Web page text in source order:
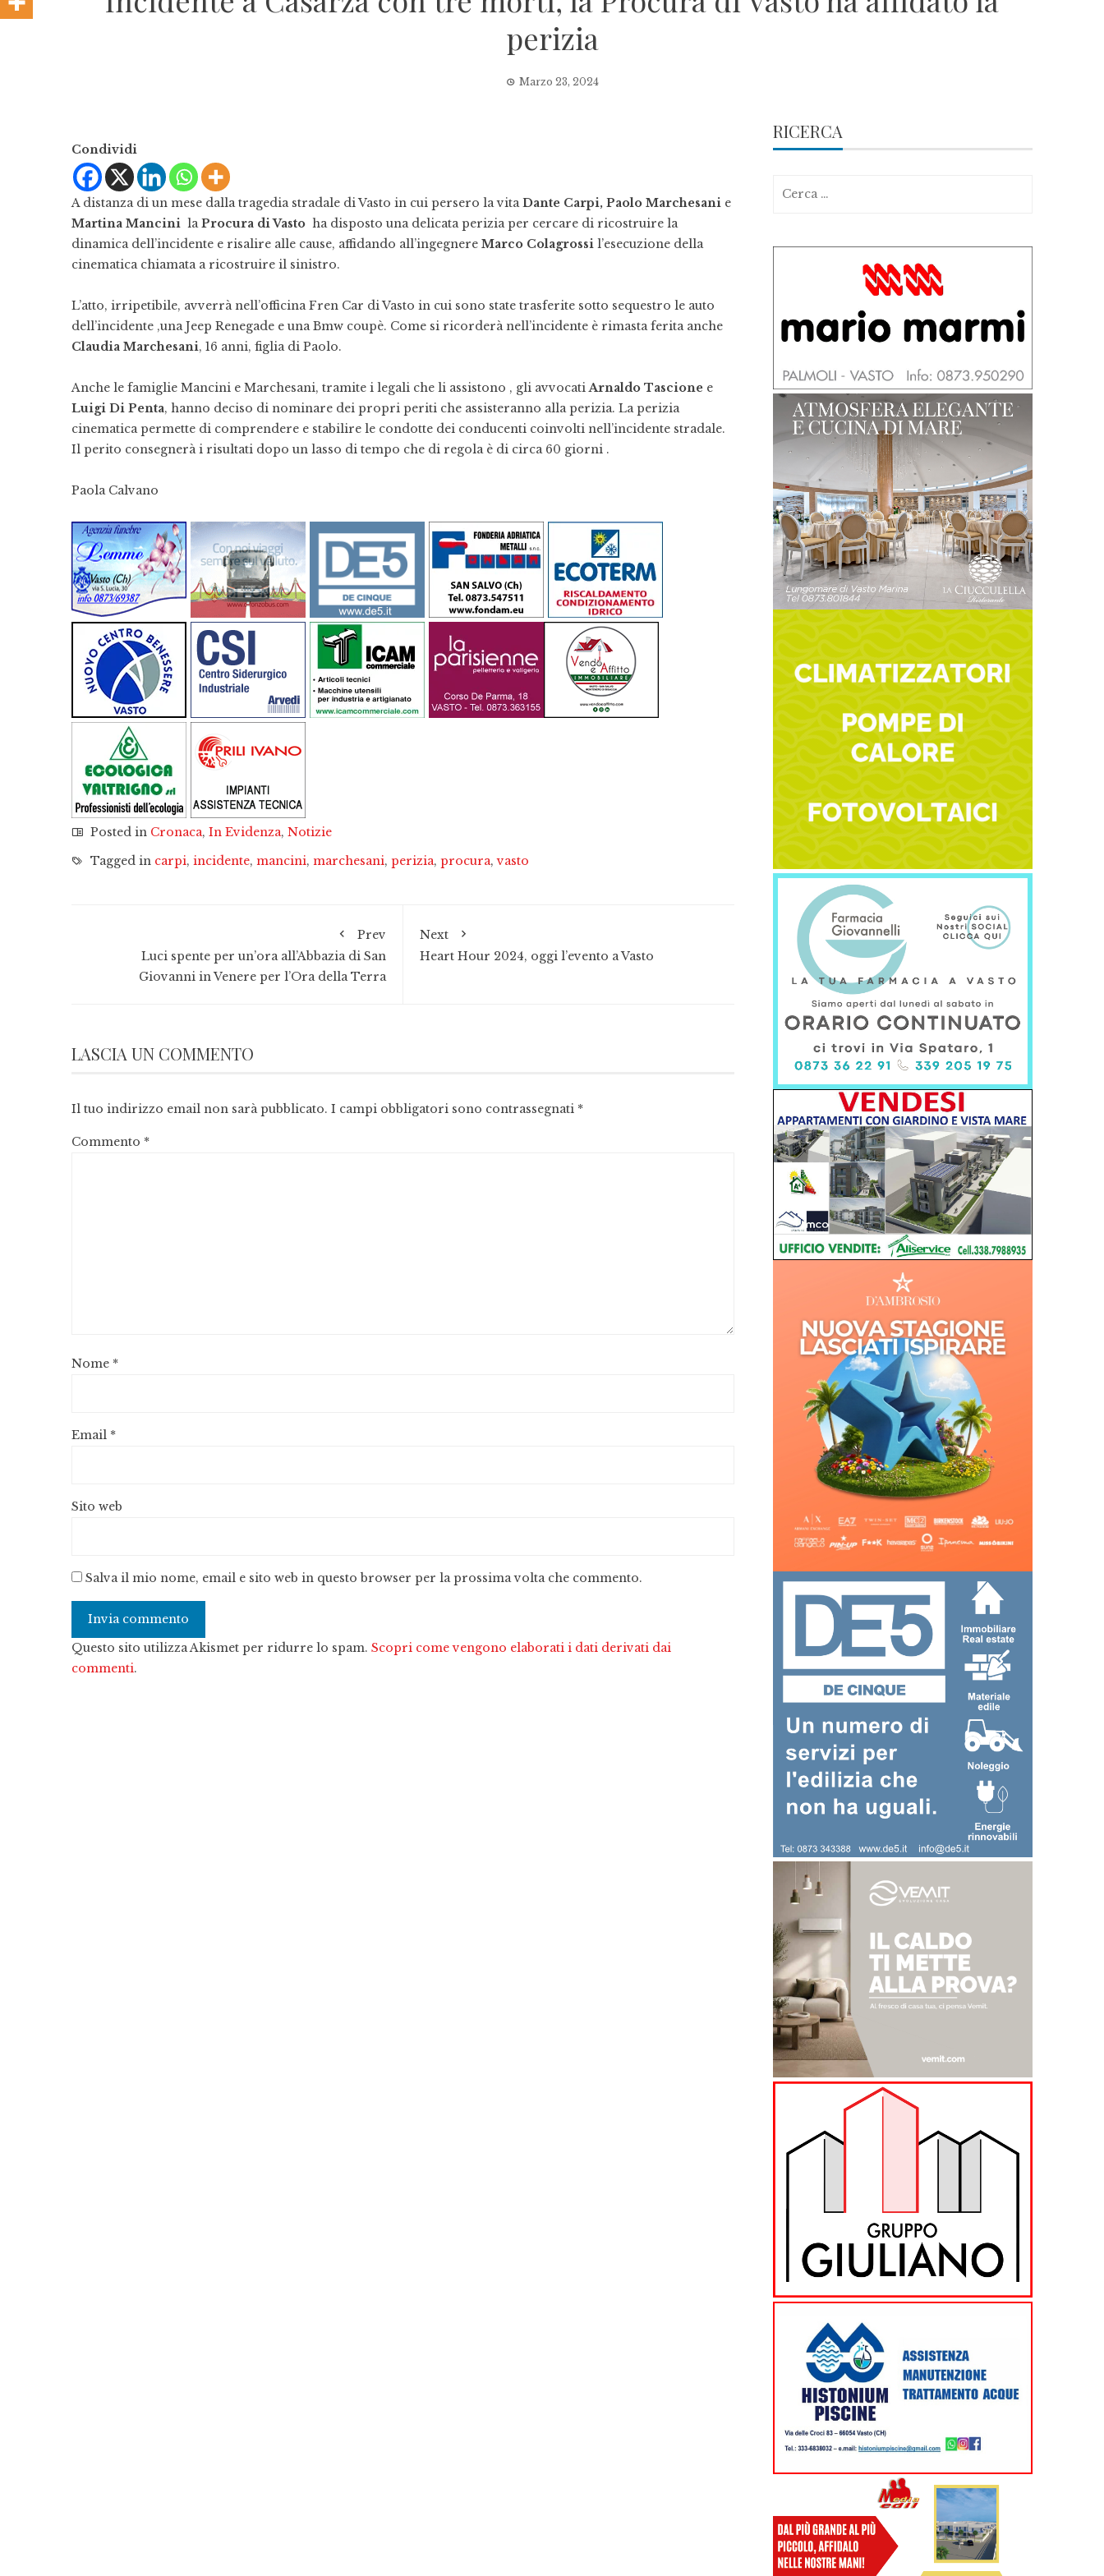
perizia
Marzo 23, 2024
Condividi
A distanza di un mese dalla tragedia stradale di Vasto in cui persero la vitaDante Carpi, Paolo Marchesani e
Martina Mancini laProcura di Vasto ha disposto una delicata perizia per cercare di ricostruire la
dinamica dell’incidente e risalire alle cause, affidando all’ingegnere Marco Colagrossi l’esecuzione della
cinematica chiamata a ricostruire il sinistro.
L’atto, irripetibile, avverrà nell’officina Fren Car di Vasto in cui sono state trasferite sotto sequestro le auto
dell’incidente ,una Jeep Renegade e una Bmw coupè. Come si ricorderà nell’incidente è rimasta ferita anche
Claudia Marchesani, 16 anni, figlia di Paolo.
Anche le famiglie Mancini e Marchesani, tramite i legali che li assistono , gli avvocatiArnaldo Tascione e
Luigi Di Penta, hanno deciso di nominare dei propri periti che assisteranno alla perizia. La perizia
cinematica permette di comprendere e stabilire le condotte dei conducenti coinvolti nell’incidente stradale.
Il perito consegnerà i risultati dopo un lasso di tempo che di regola è di circa 60 giorni .
Paola Calvano
Posted in Cronaca, In Evidenza, Notizie
Tagged in carpi, incidente, mancini, marchesani, perizia, procura,vasto
Prev
Luci spente per un’ora all’Abbazia di San
Giovanni in Venere per l’Ora della Terra
Next
Heart Hour 2024, oggi l’evento a Vasto
LASCIA UN COMMENTO
Il tuo indirizzo email non sarà pubblicato. I campi obbligatori sono contrassegnati *
Commento *
Nome *
Email *
Sito web
Salva il mio nome, email e sito web in questo browser per la prossima volta che commento.
Questo sito utilizza Akismet per ridurre lo spam. Scopri come vengono elaborati i dati derivati dai
commenti.
RICERCA